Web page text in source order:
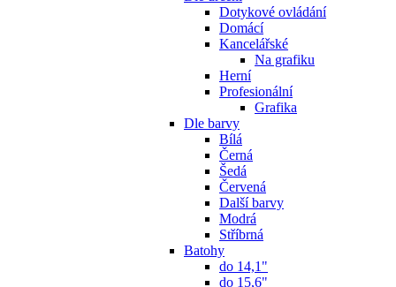
Dotykové ovládání
Domácí
Kancelářské
Na grafiku
Herní
Profesionální
Grafika
Dle barvy
Bílá
Černá
Šedá
Červená
Další barvy
Modrá
Stříbrná
Batohy
do 14,1"
do 15,6"